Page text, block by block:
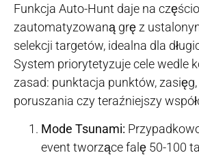
Funkcja Auto-Hunt daje na
zautomatyzowaną grę z
selekcji targetów, idealna dla
System priorytetyzuje cele wedle
zasad: punktacja punktów,
poruszania czy teraźniejszy
Mode Tsunami:
event tworzące falę 50-100